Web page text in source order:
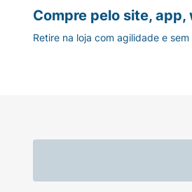
Pulgas:O
reinfestantes
após um curto
prevenção
braziliense e
Dirofilaria
exposição aos
Compre pelo site,
Retire na loja com agilidade e